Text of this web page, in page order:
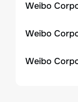
Weibo
Weibo
Weibo